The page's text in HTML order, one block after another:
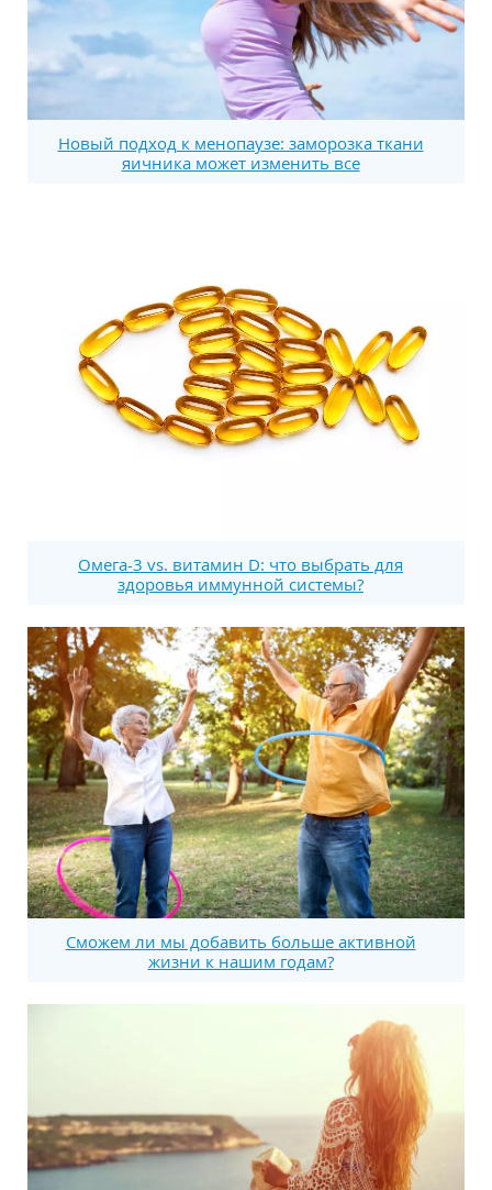
Новый подход к менопаузе: заморозка ткани
яичника может изменить все
Омега-3 vs. витамин D: что выбрать для
здоровья иммунной системы?
Сможем ли мы добавить больше активной
жизни к нашим годам?